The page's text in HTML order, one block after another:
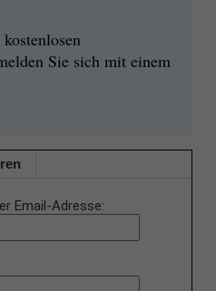
Sie sich mit einem
Email-Adresse